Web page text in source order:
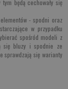
tym będą cechowały się
- spodni oraz
w przypadku
spośród modeli z
się bluzy i spodnie ze
sprawdzają się warianty